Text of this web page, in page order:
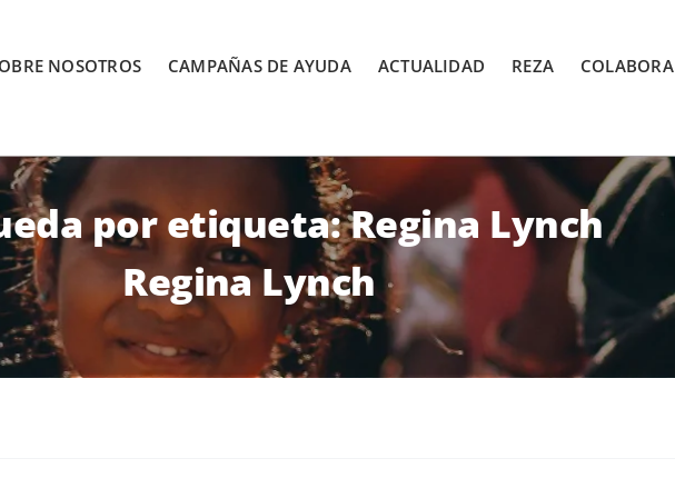
NOSOTROS CAMPAÑAS DE AYUDA ACTUALIDAD REZA COLABORA
por etiqueta: Regina Lynch
Regina Lynch